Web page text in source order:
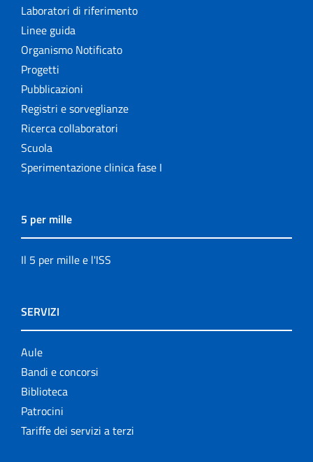
Laboratori di riferimento
Linee guida
Organismo Notificato
Progetti
Pubblicazioni
Registri e sorveglianze
Ricerca collaboratori
Scuola
Sperimentazione clinica fase I
5 per mille
Il 5 per mille e l'ISS
SERVIZI
Aule
Bandi e concorsi
Biblioteca
Patrocini
Tariffe dei servizi a terzi